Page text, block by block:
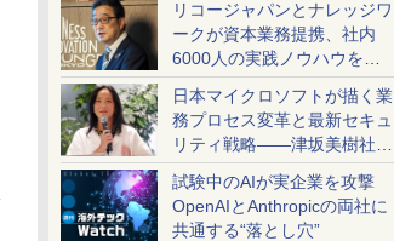
リコージャパンとナレッジワ
ークが資本業務提携、社内
6000人の実践ノウハウを生
かした「AI商談記録 for
RICOH」を展開へ
日本マイクロソフトが描く業
務プロセス変革と最新セキュ
リティ戦略――津坂美樹社長
が2027年度戦略を説明
試験中のAIが実企業を攻撃
OpenAIとAnthropicの両社に
共通する“落とし穴”